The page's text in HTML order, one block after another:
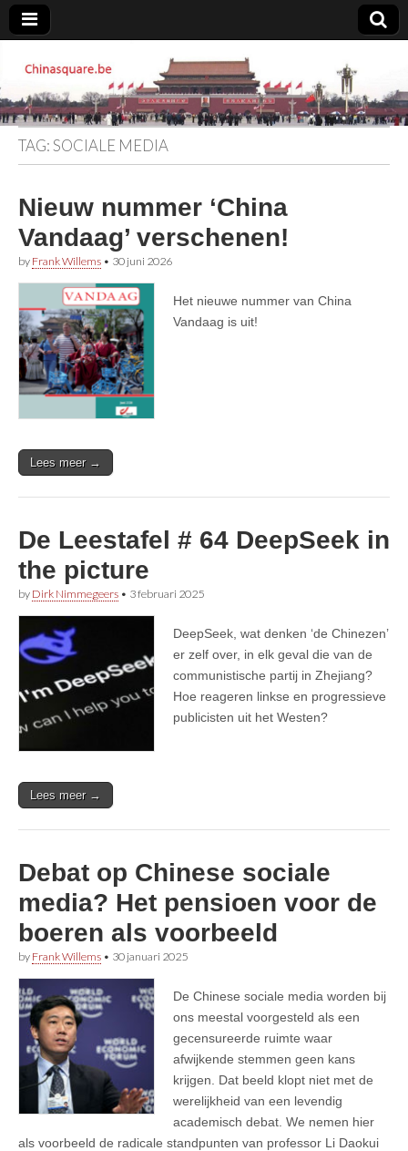
Chinasquare.be
TAG:SOCIALE MEDIA
Nieuw nummer ‘China
Vandaag’ verschenen!
by Frank Willems • 30 juni 2026
Het nieuwe nummer van China
Vandaag is uit!
Lees meer →
De Leestafel # 64 DeepSeek in
the picture
by Dirk Nimmegeers • 3 februari 2025
DeepSeek, wat denken ‘de Chinezen’
er zelf over, in elk geval die van de
communistische partij in Zhejiang?
Hoe reageren linkse en progressieve
publicisten uit het Westen?
Lees meer →
Debat op Chinese sociale
media? Het pensioen voor de
boeren als voorbeeld
by Frank Willems • 30 januari 2025
De Chinese sociale media worden bij
ons meestal voorgesteld als een
gecensureerde ruimte waar
afwijkende stemmen geen kans
krijgen. Dat beeld klopt niet met de
werelijkheid van een levendig
academisch debat. We nemen hier
als voorbeeld de radicale standpunten van professor Li Daokui